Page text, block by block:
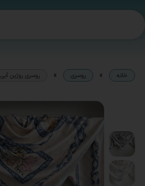
خانه » روسری » روسری روژین آبی